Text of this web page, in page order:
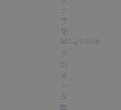
ー
ザ
マ
イ
ク
ロ
メ
ー
タ
取
2012/10/05